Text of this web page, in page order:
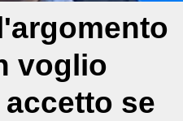
voglio
se